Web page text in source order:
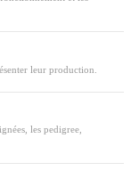
leur production.
les pedigree,